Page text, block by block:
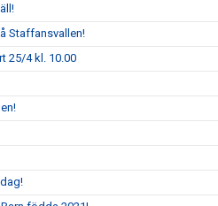
Staffansvallen!
25/4 kl. 10.00